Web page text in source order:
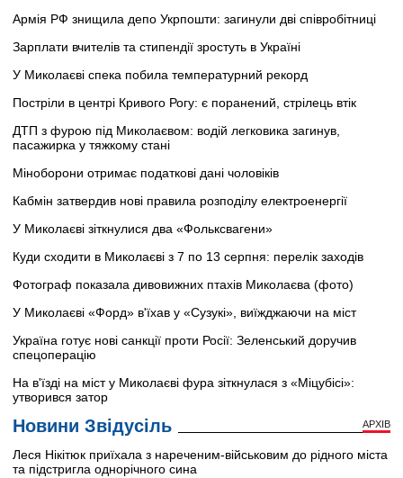
Армія РФ знищила депо Укрпошти: загинули дві співробітниці
Зарплати вчителів та стипендії зростуть в Україні
У Миколаєві спека побила температурний рекорд
Постріли в центрі Кривого Рогу: є поранений, стрілець втік
ДТП з фурою під Миколаєвом: водій легковика загинув,
пасажирка у тяжкому стані
Міноборони отримає податкові дані чоловіків
Кабмін затвердив нові правила розподілу електроенергії
У Миколаєві зіткнулися два «Фольксвагени»
Куди сходити в Миколаєві з 7 по 13 серпня: перелік заходів
Фотограф показала дивовижних птахів Миколаєва (фото)
У Миколаєві «Форд» в'їхав у «Сузукі», виїжджаючи на міст
Україна готує нові санкції проти Росії: Зеленський доручив
спецоперацію
На в'їзді на міст у Миколаєві фура зіткнулася з «Міцубісі»:
утворився затор
Новини Звідусіль АРХІВ
Леся Нікітюк приїхала з нареченим-військовим до рідного міста
та підстригла однорічного сина